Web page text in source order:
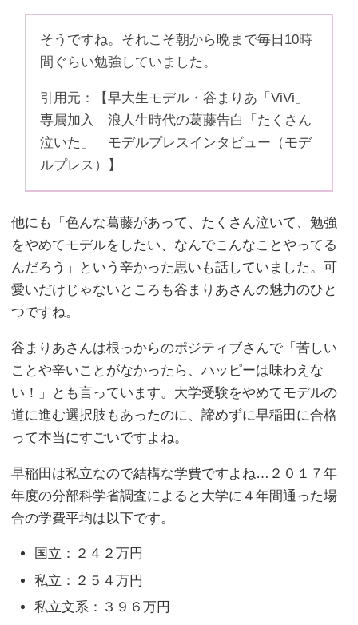
そうですね。それこそ朝から晩まで毎日10時
間ぐらい勉強していました。
引用元：【早大生モデル・谷まりあ「ViVi」
専属加入 浪人生時代の葛藤告白「たくさん
泣いた」 モデルプレスインタビュー（モデ
ルプレス）】
他にも「色んな葛藤があって、たくさん泣いて、勉強
をやめてモデルをしたい、なんでこんなことやってる
んだろう」という辛かった思いも話していました。可
愛いだけじゃないところも谷まりあさんの魅力のひと
つですね。
谷まりあさんは根っからのポジティブさんで「苦しい
ことや辛いことがなかったら、ハッピーは味わえな
い！」とも言っています。大学受験をやめてモデルの
道に進む選択肢もあったのに、諦めずに早稲田に合格
って本当にすごいですよね。
早稲田は私立なので結構な学費ですよね…２０１７年
年度の分部科学省調査によると大学に４年間通った場
合の学費平均は以下です。
国立：２４２万円
私立：２５４万円
私立文系：３９６万円